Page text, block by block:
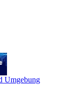
Umgebung